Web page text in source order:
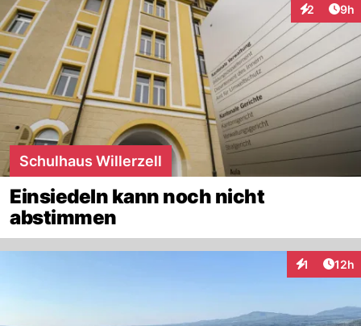
2 9h
Schulhaus Willerzell
Einsiedeln kann noch nicht
abstimmen
1 12h